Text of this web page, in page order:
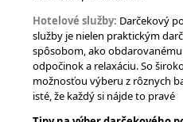
Hotelové služby: Darčekový
služby je nielen praktickým
spôsobom, ako
odpočinok a relaxáciu. So
možnosťou výberu z rôznych
isté, že každý si nájde to pravé